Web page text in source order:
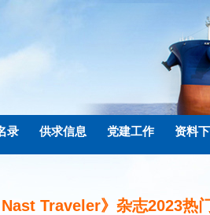
录 供求信息 党建工作 资料
Traveler》杂志2023热